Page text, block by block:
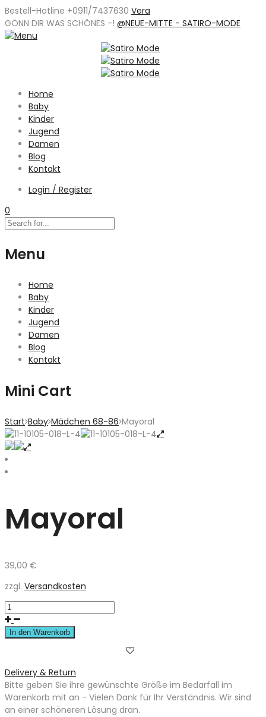
Bestell-Hotline +0911/7437630 Vera
GÖNN DIR WAS SCHÖNES -! @NEUE-MITTE - SATIRO-MODE
Home
Baby
Kinder
Jugend
Damen
Blog
Kontakt
Login / Register
0
Menu
Home
Baby
Kinder
Jugend
Damen
Blog
Kontakt
Mini Cart
Start Baby Mädchen 68-86 Mayoral
Mayoral
39,00 €
zzgl. Versandkosten
In den Warenkorb
Delivery & Return
Bitte geben Sie ihre gewünschte Größe im Bedarfall im
Warenkorb mit an - Vielen Dank für Ihr Verständnis. Wir sind
an einer schöneren Lösung dran.